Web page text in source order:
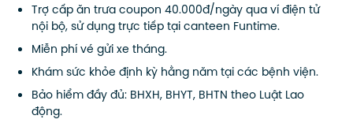
Trợ cấp ăn trưa coupon 40.000đ/ngày qua ví điện tử
nội bộ, sử dụng trực tiếp tại canteen Funtime.
Miễn phí vé gửi xe tháng.
Khám sức khỏe định kỳ hằng năm tại các bệnh viện.
Bảo hiểm đầy đủ: BHXH, BHYT, BHTN theo Luật Lao
động.